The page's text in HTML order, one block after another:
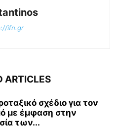
ifn.gr
ARTICLES
σχέδιο για τον
με έμφαση στην
των...